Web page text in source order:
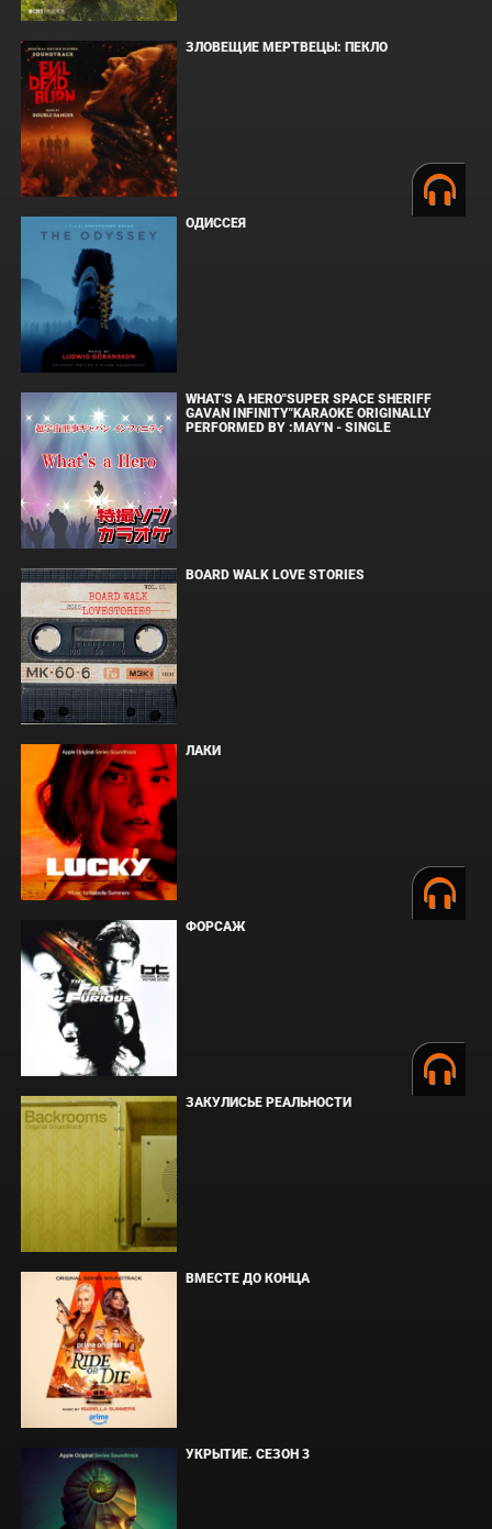
ЗЛОВЕЩИЕ МЕРТВЕЦЫ: ПЕКЛО
ОДИССЕЯ
WHAT'S A HERO"SUPER SPACE SHERIFF
GAVAN INFINITY"KARAOKE ORIGINALLY
PERFORMED BY :MAY'N - SINGLE
BOARD WALK LOVE STORIES
ЛАКИ
ФОРСАЖ
ЗАКУЛИСЬЕ РЕАЛЬНОСТИ
ВМЕСТЕ ДО КОНЦА
УКРЫТИЕ. СЕЗОН 3